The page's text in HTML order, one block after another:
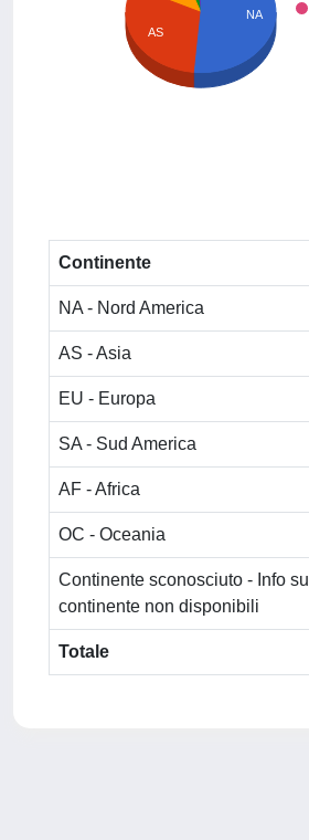
AS
NA
Continente
NA - Nord America
AS - Asia
EU - Europa
SA - Sud America
AF - Africa
OC - Oceania
Continente sconosciuto - Info sul
continente non disponibili
Totale